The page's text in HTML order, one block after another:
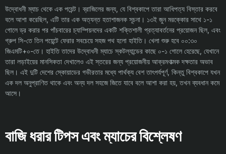
উদ্বোধনী ম্যাচ থেকে এক পয়েন্ট। ব্রাজিলের জন্য, যে বিশ্বকাপে তারা আধিপত্য বিস্তার করবে
বলে আশা করেছিল, এটি তার এক অত্যন্ত হতাশাজনক সূচনা। ১৩ই জুন মরক্কোর সাথে ১-১
গোলে ড্র করার পর পাঁচবারের চ্যাম্পিয়নদের একটি শক্তিশালী প্রত্যাবর্তনের প্রয়োজন ছিল, এবং
গ্রুপ সি-তে তিন পয়েন্টে ফেরার সবচেয়ে সহজ পথ হলো হাইতি। খেলা শুরু হবে ০০:৩০
জিএমটি+০-তে। হাইতি তাদের উদ্বোধনী ম্যাচে স্কটল্যান্ডের কাছে ০-১ গোলে হেরেছে, যেখানে
তারা লড়াইয়ের মানসিকতা দেখালেও এই স্তরের জন্য প্রয়োজনীয় আক্রমণাত্মক দক্ষতার অভাব
ছিল। এই দুটি দেশের স্কোয়াডের গভীরতার মধ্যে পার্থক্য বেশ তাৎপর্যপূর্ণ, কিন্তু বিশ্বকাপে যখন
এক দল অনুপ্রাণিত থাকে এবং অন্য দল সহজে জিতে যাবে বলে আশা করা হয়, তখন ব্যবধান কমে
আসে।
বাজি ধরার টিপস এবং ম্যাচের বিশ্লেষণ